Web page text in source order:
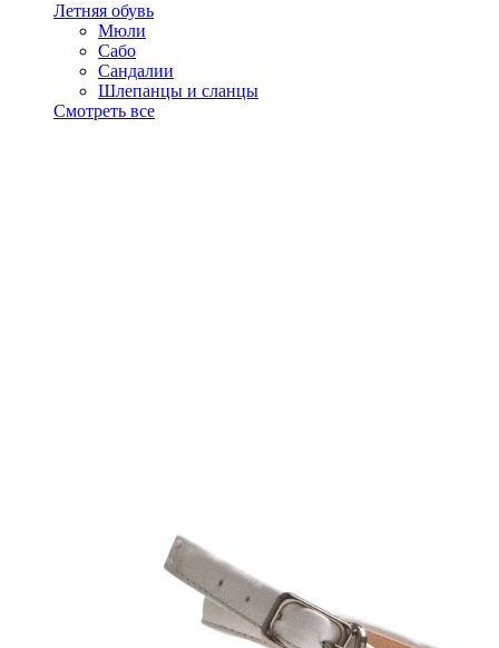
Летняя обувь
Мюли
Сабо
Сандалии
Шлепанцы и сланцы
Смотреть все